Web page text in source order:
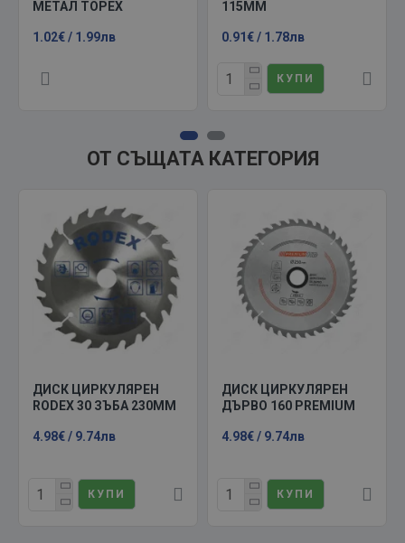
МЕТАЛ TOPEX
1.02€ / 1.99лв
115MM
0.91€ / 1.78лв
КУПИ
ОТ СЪЩАТА КАТЕГОРИЯ
ДИСК ЦИРКУЛЯРЕН
RODEX 30 ЗЪБА 230ММ
4.98€ / 9.74лв
КУПИ
ДИСК ЦИРКУЛЯРЕН
ДЪРВО 160 PREMIUM
4.98€ / 9.74лв
КУПИ